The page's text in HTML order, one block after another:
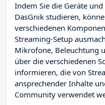
Indem Sie die Geräte
DasGnik studieren,
verschiedenen
Streaming-Setup
Mikrofone, Beleuchtung
über die verschiedenen
informieren, die von
ansprechender Inhalte
Community verwendet